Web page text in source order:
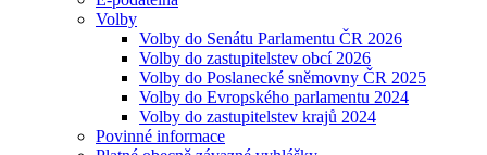
Volby
Volby do Senátu Parlamentu ČR 2026
Volby do zastupitelstev obcí 2026
Volby do Poslanecké sněmovny ČR 2025
Volby do Evropského parlamentu 2024
Volby do zastupitelstev krajů 2024
Povinné informace